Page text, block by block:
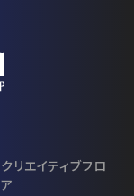
クリエイティブフロ
ア